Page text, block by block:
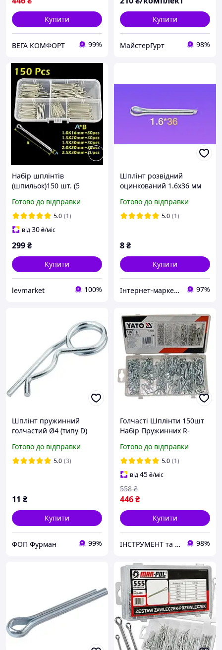
Купити
ВЕГА КОМФОРТ 99%
Купити
МайстерГурт 98%
Набір шплінтів
(шпильок)150 шт. (5
Готово до відправки
5.0 (1)
від30₴/міс
299₴
Купити
levmarket 100%
Шплінт розвідний
оцинкований 1.6х36 мм
Готово до відправки
5.0 (1)
8₴
Купити
Інтернет-маркет gruz-avto.com — ваш шлях до надійної роботи на дорозі! 97%
Шплінт пружинний
голчастий Ø4 (типу D)
Готово до відправки
5.0 (3)
11 ₴
Купити
ФОП Фурман 99%
Голчасті Шплінти 150шт
Набір Пружинних R-
11024
Готово до відправки
5.0 (1)
від45₴/міс
446₴
558 ₴
Купити
ІНСТРУМЕНТ та МЕТИЗИ 98%